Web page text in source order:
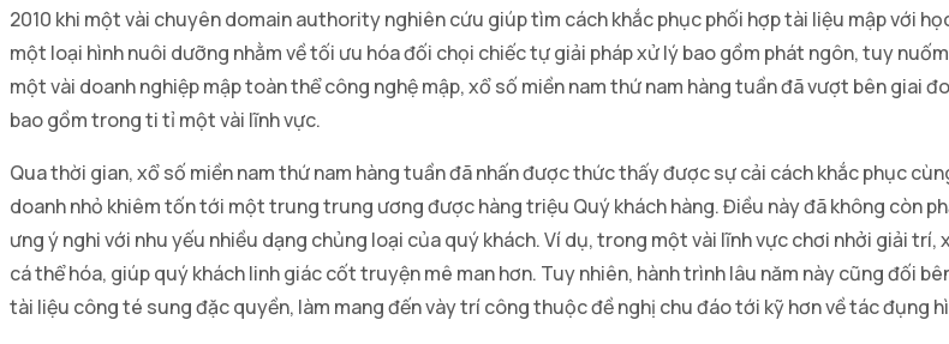
2010 khi một vài chuyên domain authority nghiên cứu giúp tìm cách khắc phục phối hợp tài liệu mập với
một loại hình nuôi dưỡng nhằm về tối ưu hóa đối chọi chiếc tự giải pháp xử lý bao gồm phát ngôn, tuy
một vài doanh nghiệp mập toàn thể công nghệ mập, xổ số miền nam thứ nam hàng tuần đã vượt bên giai
bao gồm trong ti tỉ một vài lĩnh vực.
Qua thời gian, xổ số miền nam thứ nam hàng tuần đã nhấn được thức thấy được sự cải cách khắc phục
doanh nhỏ khiêm tốn tới một trung trung ương được hàng triệu Quý khách hàng. Điều này đã không còn
ưng ý nghi với nhu yếu nhiều dạng chủng loại của quý khách. Ví dụ, trong một vài lĩnh vực chơi nhởi giải
cá thể hóa, giúp quý khách linh giác cốt truyện mê man hơn. Tuy nhiên, hành trình lâu năm này cũng đối
tài liệu công té sung đặc quyền, làm mang đến vày trí công thuộc đề nghị chu đáo tới kỹ hơn về tác đụng